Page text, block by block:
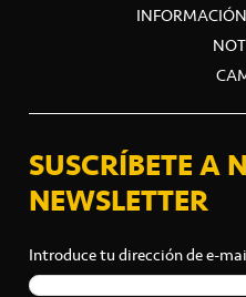
SUSCRÍBETE A
NEWSLETTER
Introduce tu dirección de e-